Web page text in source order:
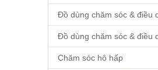
Chăm sóc hô hấp